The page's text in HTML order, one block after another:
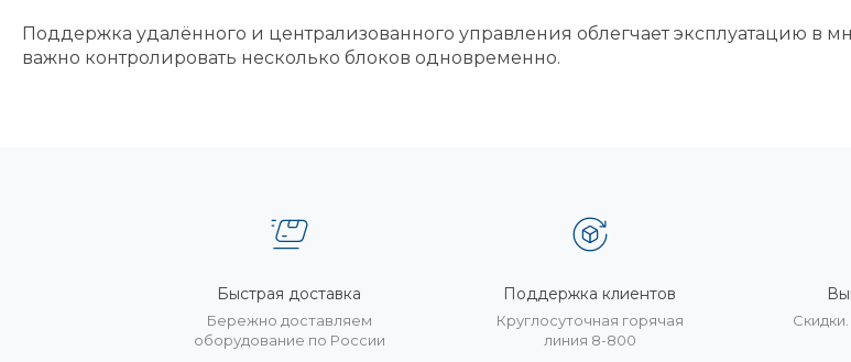
Поддержка удалённого и централизованного управления облегчает эксплуатацию в
важно контролировать несколько блоков одновременно.
Быстрая доставка
Бережно доставляем
оборудование по России
Поддержка клиентов
Круглосуточная горячая
линия 8-800